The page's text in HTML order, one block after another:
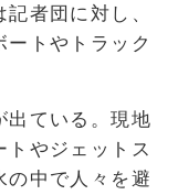
者団に対し、
トやトラック
出ている。現地
やジェットス
の中で人々を避